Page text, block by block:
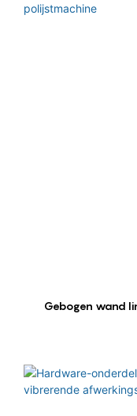
Gebogen wand